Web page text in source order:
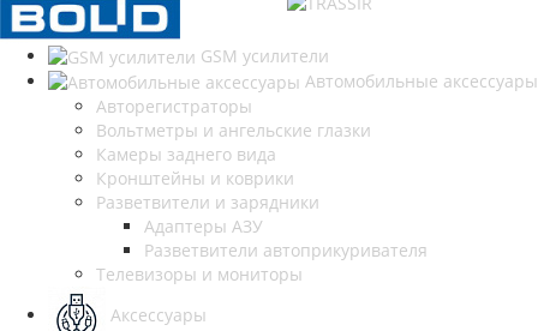
GSM усилители
Автомобильные аксессуары
Авторегистраторы
Вольтметры и ангельские глазки
Камеры заднего вида
Кронштейны и коврики
Разветвители и зарядники
Адаптеры АЗУ
Разветвители автоприкуривателя
Телевизоры и мониторы
Аксессуары